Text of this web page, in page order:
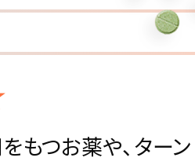
もつお薬や、ターン